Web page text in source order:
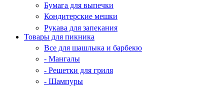
Бумага для выпечки
Кондитерские мешки
Рукава для запекания
Товары для пикника
Все для шашлыка и барбекю
- Мангалы
- Решетки для гриля
- Шампуры